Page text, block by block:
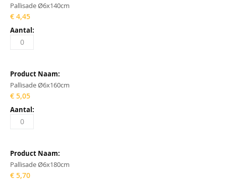
Pallisade Ø6x140cm
€ 4,45
Pallisade Ø6x160cm
€ 5,05
Pallisade Ø6x180cm
€ 5,70